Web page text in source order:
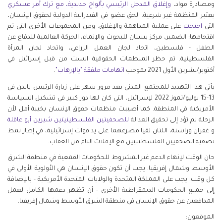
ومصادرة مواد، وإغلاق المدخل الرئيسي بألواح حديدية، مع ترك أمر عسكري
يعتبر المنظمة غير شرعية. الحق عضو في الفيدرالية الدولية لحقوق الإنسان،
التي احتجت على عملية المداهمة والإغلاق. ومن المجموعات الأخرى التي تم
اقتحامها: الضمير، مركز بيسان للبحوث والإنماء، الحركة العالمية للدفاع عن
الطفل - فلسطين، اتحاد لجان العمل الزراعي، واتحاد لجان المرأة
الفلسطينية. تم حظر المنظمات الحقوقية الست من قبل إسرائيل في
أكتوبر/تشرين الأول 2021 بموجب
اتهامات ملفقة يالإرهاب .
يأتي هذا التهديد للمجتمع المدني بعد مرور شهر على زيارة الرئيس بايدن في
13-15 يوليو/تموز 2022 لإسرائيل، التي كان لها دور كبير في تشكيل السياسة
الأمريكية في المنطقة. كما أصيبت منظمات حقوق الإنسان بخيبة أمل لأن
الرحلة لم تؤد إلى تحقيق العدالة للصحفيتين الفلسطينيتين شيرين أبو عاقلة
و غفران وراسنة، اللتان لقيا مصرعهما على يد قوات إسرائيلية، في إطار نمط
تصفية الصحفيين الفلسطينيين مع الإفلات التام من العقاب.
حان الوقت لإنهاء الدعم غير المشروط للحكومات القمعية في منطقة الشرق
الأوسط وشمال إفريقيا. يجب أن تكون حقوق الإنسان هي الأولوية الأولى في
كل وقت. يجب على المملكة المتحدة والولايات المتحدة الأمريكية - بالإضافة
إلى جميع الحكومات الديمقراطية الأخرى - أن تظهر دعمها الكامل لعمل
المدافعين عن حقوق الإنسان في منطقة الشرق الأوسط وشمال إفريقيا.
الموقعون: